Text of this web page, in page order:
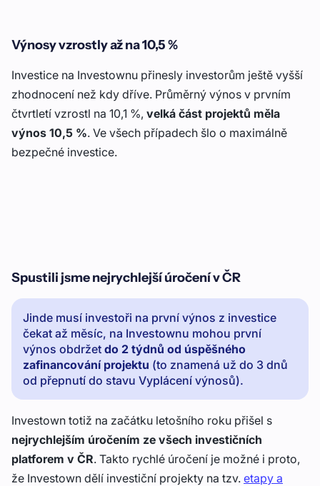
Výnosy vzrostly až na 10,5 %
Investice na Investownu přinesly investorům ještě vyšší
zhodnocení než kdy dříve. Průměrný výnos v prvním
čtvrtletí vzrostl na 10,1 %, velká část projektů měla
výnos 10,5 %. Ve všech případech šlo o maximálně
bezpečné investice.
Spustili jsme nejrychlejší úročení v ČR
Jinde musí investoři na první výnos z investice
čekat až měsíc, na Investownu mohou první
výnos obdržet do 2 týdnů od úspěšného
zafinancování projektu (to znamená už do 3 dnů
od přepnutí do stavu Vyplácení výnosů).
Investown totiž na začátku letošního roku přišel s
nejrychlejším úročením ze všech investičních
platforem v ČR. Takto rychlé úročení je možné i proto,
že Investown dělí investiční projekty na tzv. etapy a